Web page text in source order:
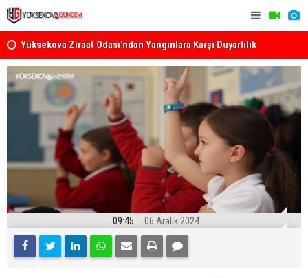
Yüksekova Ziraat Odası'ndan Yangınlara Karşı Duyarlılık
Çağrısı
09:45 06 Aralık 2024